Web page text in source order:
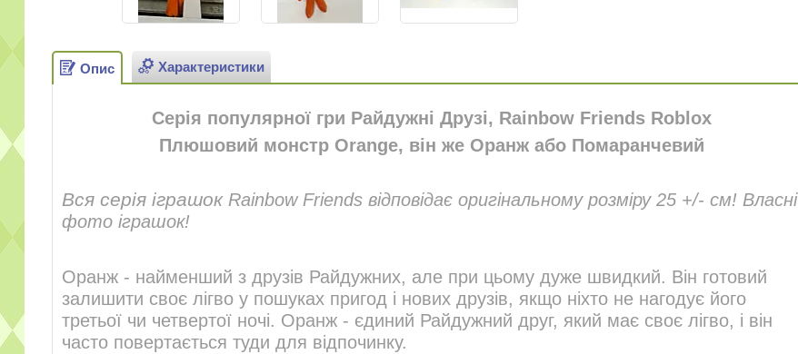
Опис Характеристики
Серія популярної гри Райдужні Друзі, Rainbow Friends Roblox
Плюшовий монстр Orange, він же Оранж або Помаранчевий
Вся серія іграшок Rainbow Friends відповідає оригінальному розміру 25 +/- см! Власні
фото іграшок!
Оранж - найменший з друзів Райдужних, але при цьому дуже швидкий. Він готовий
залишити своє лігво у пошуках пригод і нових друзів, якщо ніхто не нагодує його
третьої чи четвертої ночі. Оранж - єдиний Райдужний друг, який має своє лігво, і він
часто повертається туди для відпочинку.